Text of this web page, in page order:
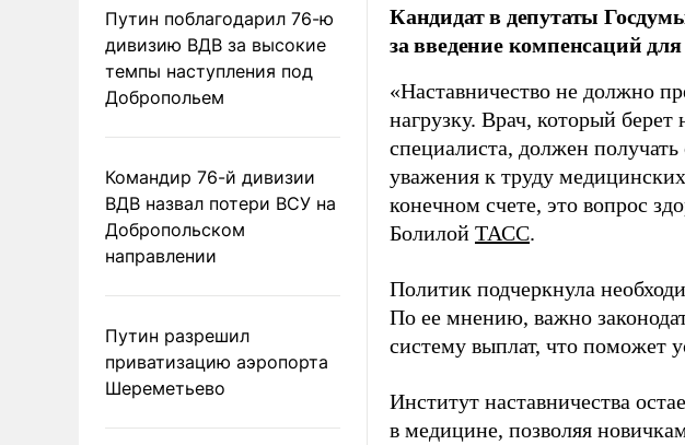
Путин поблагодарил 76-ю
дивизию ВДВ за высокие
темпы наступления под
Добропольем
Командир 76-й дивизии
ВДВ назвал потери ВСУ на
Добропольском
направлении
Путин разрешил
приватизацию аэропорта
Шереметьево
Кандидат в депутаты
за введение компенсаций
«Наставничество не должно
нагрузку. Врач, который берет
специалиста, должен
уважения к труду
конечном счете, это вопрос
Болилой ТАСС.
Политик подчеркнула
По ее мнению, важно
систему выплат, что поможет
Институт наставничества
в медицине, позволяя